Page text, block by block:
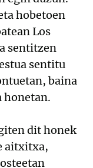
hobetoen
Los
sentitzen
sentitu
baina
honetan.
dit honek
aitxitxa,